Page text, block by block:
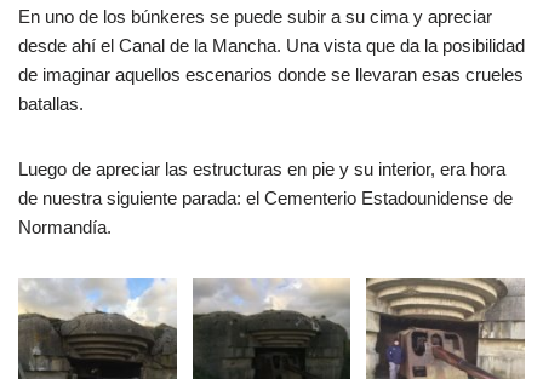
En uno de los búnkeres se puede subir a su cima y apreciar
desde ahí el Canal de la Mancha. Una vista que da la posibilidad
de imaginar aquellos escenarios donde se llevaran esas crueles
batallas.
Luego de apreciar las estructuras en pie y su interior, era hora
de nuestra siguiente parada: el Cementerio Estadounidense de
Normandía.